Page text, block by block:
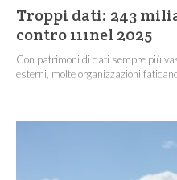
Troppi dati: 243
contro 111nel 2025
Con patrimoni di dati sempre più
esterni, molte organizzazioni